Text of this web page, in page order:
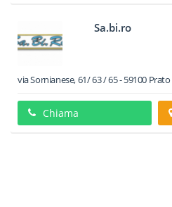
Sa.bi.ro
via Sornianese, 61/ 63 / 65-59100 Prato
Chiama